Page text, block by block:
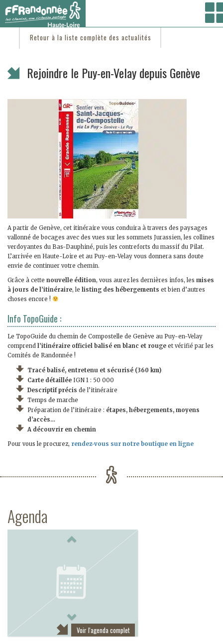
Vous êtes ici :Accueil/C'est d'actu
Retour à la liste complète des actualités
Rejoindre le Puy-en-Velay depuis Genève
A partir de Genève, cet itinéraire vous conduira à travers des paysages
vallonné de bocages avec des vues sur les sommets Jurassien, les collines
verdoyantes du Bas-Dauphiné, puis les contreforts du massif du Pilat.
L’arrivée en Haute-Loire et au Puy-en-Velay vous donnera sans doute
envie de continuer votre chemin.
Grâce à cette nouvelle édition, vous aurez les dernières infos, les mises
à jours de l’itinéraire, le listing des hébergements et bien d’autres
choses encore !
Info TopoGuide :
Le TopoGuide du chemin de Compostelle de Genève au Puy-en-Velay
comprend l’itinéraire officiel balisé en blanc et rouge et vérifié par les
Comités de Randonnée !
Tracé balisé, entretenu et sécurisé (360 km)
Carte détaillée IGN 1 : 50 000
Descriptif précis de l’itinéraire
Temps de marche
Préparation de l’itinéraire : étapes, hébergements, moyens
d’accès…
A découvrir en chemin
Pour vous le procurez, rendez-vous sur notre boutique en ligne
Agenda
Voir l'agenda complet